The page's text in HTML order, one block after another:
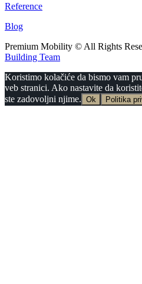
Reference
Blog
Premium Mobility © All Rights
Building Team
Koristimo kolačiće da bismo vam
veb stranici. Ako nastavite da
ste zadovoljni njime. Ok Politika